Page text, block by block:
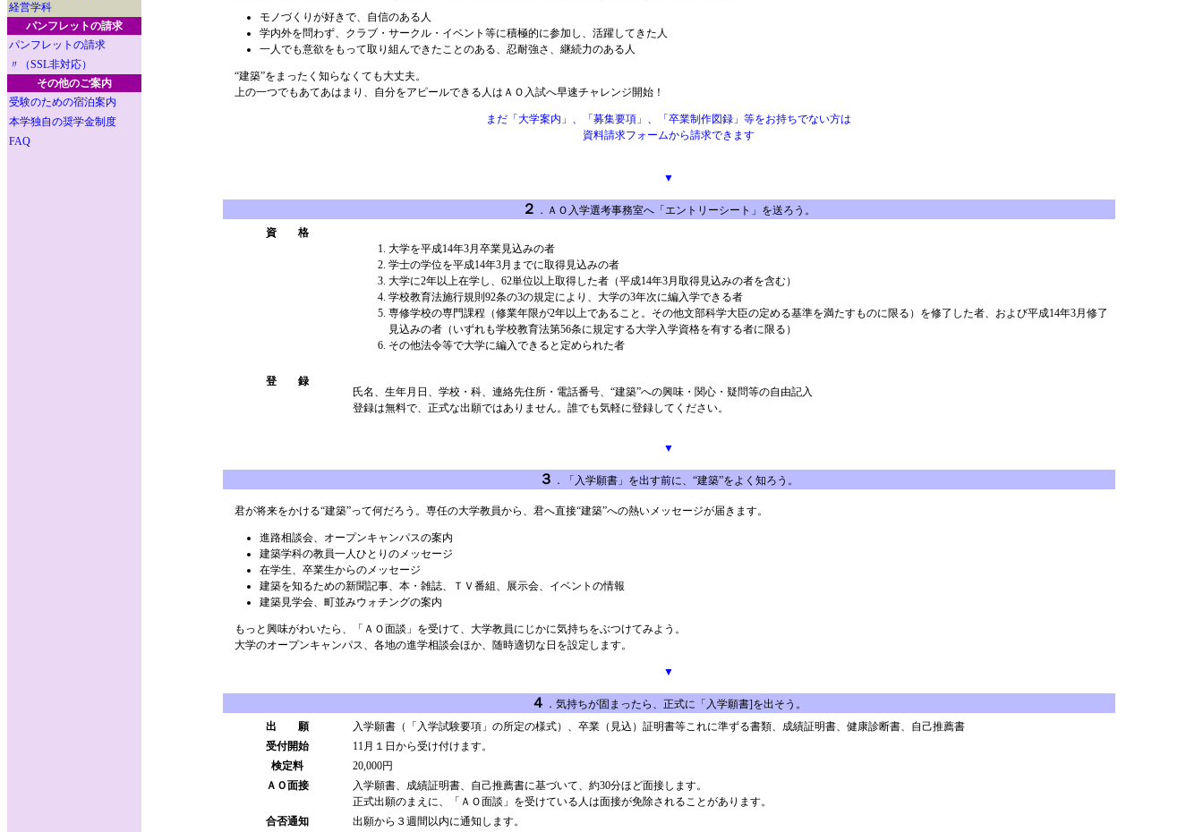
経営学科
パンフレットの請求
パンフレットの請求
〃（SSL非対応）
その他のご案内
受験のための宿泊案内
本学独自の奨学金制度
FAQ
モノづくりが好きで、自信のある人
学内外を問わず、クラブ・サークル・イベント等に積極的に参加し、活躍してきた人
一人でも意欲をもって取り組んできたことのある、忍耐強さ、継続力のある人
“建築”をまったく知らなくても大丈夫。
上の一つでもあてあはまり、自分をアピールできる人はＡＯ入試へ早速チャレンジ開始！
まだ「大学案内」、「募集要項」、「卒業制作図録」等をお持ちでない方は
資料請求フォームから請求できます
▼
２ ．ＡＯ入学選考事務室へ「エントリーシート」を送ろう。
資 格
大学を平成14年3月卒業見込みの者
学士の学位を平成14年3月までに取得見込みの者
大学に2年以上在学し、62単位以上取得した者（平成14年3月取得見込みの者を含む）
学校教育法施行規則92条の3の規定により、大学の3年次に編入学できる者
専修学校の専門課程（修業年限が2年以上であること。その他文部科学大臣の定める基準を満たすものに限る）を修了した者、および平成14年3月修了
見込みの者（いずれも学校教育法第56条に規定する大学入学資格を有する者に限る）
その他法令等で大学に編入できると定められた者
登 録
氏名、生年月日、学校・科、連絡先住所・電話番号、“建築”への興味・関心・疑問等の自由記入
登録は無料で、正式な出願ではありません。誰でも気軽に登録してください。
▼
３ ．「入学願書」を出す前に、“建築”をよく知ろう。
君が将来をかける“建築”って何だろう。専任の大学教員から、君へ直接“建築”への熱いメッセージが届きます。
進路相談会、オープンキャンパスの案内
建築学科の教員一人ひとりのメッセージ
在学生、卒業生からのメッセージ
建築を知るための新聞記事、本・雑誌、ＴＶ番組、展示会、イベントの情報
建築見学会、町並みウォチングの案内
もっと興味がわいたら、「ＡＯ面談」を受けて、大学教員にじかに気持ちをぶつけてみよう。
大学のオープンキャンパス、各地の進学相談会ほか、随時適切な日を設定します。
▼
４ ．気持ちが固まったら、正式に「入学願書]を出そう。
出 願
入学願書（「入学試験要項」の所定の様式）、卒業（見込）証明書等これに準ずる書類、成績証明書、健康診断書、自己推薦書
受付開始
11月１日から受け付けます。
検定料
20,000円
ＡＯ面接
入学願書、成績証明書、自己推薦書に基づいて、約30分ほど面接します。
正式出願のまえに、「ＡＯ面談」を受けている人は面接が免除されることがあります。
合否通知
出願から３週間以内に通知します。